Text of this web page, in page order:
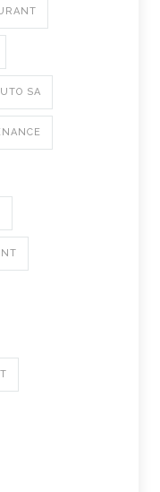
SA